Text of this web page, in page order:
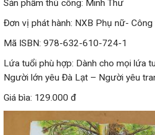
Sản phẩm thủ công: Minh Thư
Đơn vị phát hành: NXB Phụ nữ- Công
Mã ISBN: 978-632-610-724-1
Lứa tuổi phù hợp: Dành cho mọi lứa
Người lớn yêu Đà Lạt – Người yêu
Giá bìa: 129.000 đ